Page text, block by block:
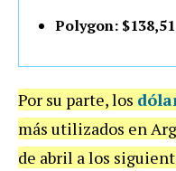
Polygon: $138,51
Por su parte, los
más utilizados en
de abril a los